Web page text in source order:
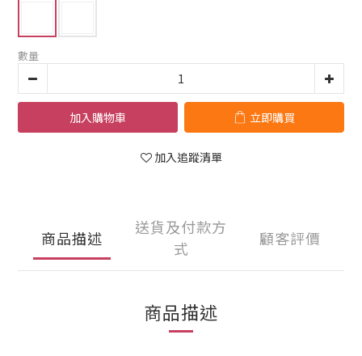
數量
加入購物車 立即購買
加入追蹤清單
商品描述
送貨及付款方
式
顧客評價
商品描述